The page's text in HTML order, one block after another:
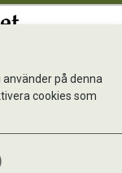
använder på denna
cookies som